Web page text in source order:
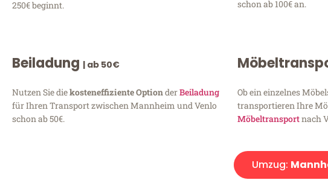
250€ beginnt.
schon ab 100€ an.
Beiladung | ab 50€
Nutzen Sie diekosteneffiziente OptionderBeiladung
für Ihren Transport zwischen Mannheim und Venlo
schon ab 50€.
Ob ein einzelnes
transportieren Ihre
Möbeltransportnach
Umzug: